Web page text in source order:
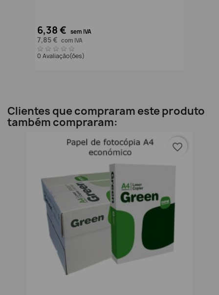
6,38 € sem IVA
7,85 € com IVA
0 Avaliação(ões)
Clientes que compraram este produto
também compraram:
favorite_border